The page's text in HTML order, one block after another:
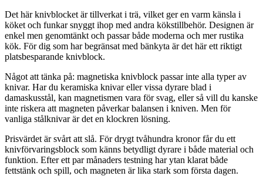
Det här knivblocket är tillverkat i trä, vilket ger en varm känsla i
köket och funkar snyggt ihop med andra kökstillbehör. Designen är
enkel men genomtänkt och passar både moderna och mer rustika
kök. För dig som har begränsat med bänkyta är det här ett riktigt
platsbesparande knivblock.
Något att tänka på: magnetiska knivblock passar inte alla typer av
knivar. Har du keramiska knivar eller vissa dyrare blad i
damaskusstål, kan magnetismen vara för svag, eller så vill du kanske
inte riskera att magneten påverkar balansen i kniven. Men för
vanliga stålknivar är det en klockren lösning.
Prisvärdet är svårt att slå. För drygt tvåhundra kronor får du ett
knivförvaringsblock som känns betydligt dyrare i både material och
funktion. Efter ett par månaders testning har ytan klarat både
fettstänk och spill, och magneten är lika stark som första dagen.